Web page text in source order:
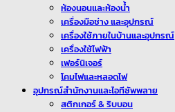
ห้องนอนและห้องน้ำ
เครื่องมือช่าง และอุปกรณ์
เครื่องใช้ภายในบ้านและอุปกรณ์
เครื่องใช้ไฟฟ้า
เฟอร์นิเจอร์
โคมไฟและหลอดไฟ
อุปกรณ์สำนักงานและไอทีซัพพลาย
สติกเกอร์ & ริบบอน